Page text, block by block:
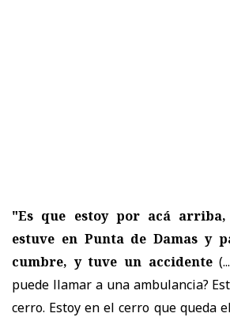
"Es que estoy por acá
estuve en Punta de Damas y
cumbre, y tuve un accidente
puede llamar a una ambulancia?
cerro. Estoy en el cerro que queda